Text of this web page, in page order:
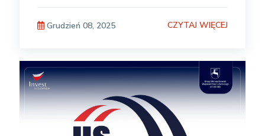
Aktualizacja 15.12.2025 PRZEDŁUŻAMY
Grudzień 08, 2025 CZYTAJ WIĘCEJ